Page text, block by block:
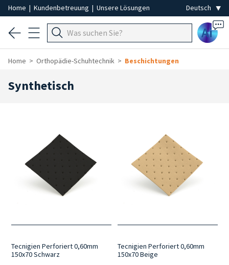
Home | Kundenbetreuung | Unsere Lösungen
Ai
Home Orthopädie-Schuhtechnik Beschichtungen
Synthetisch
Tecnigien Perforiert 0,60mm
150x70 Schwarz
Tecnigien Perforiert 0,60mm
150x70 Beige